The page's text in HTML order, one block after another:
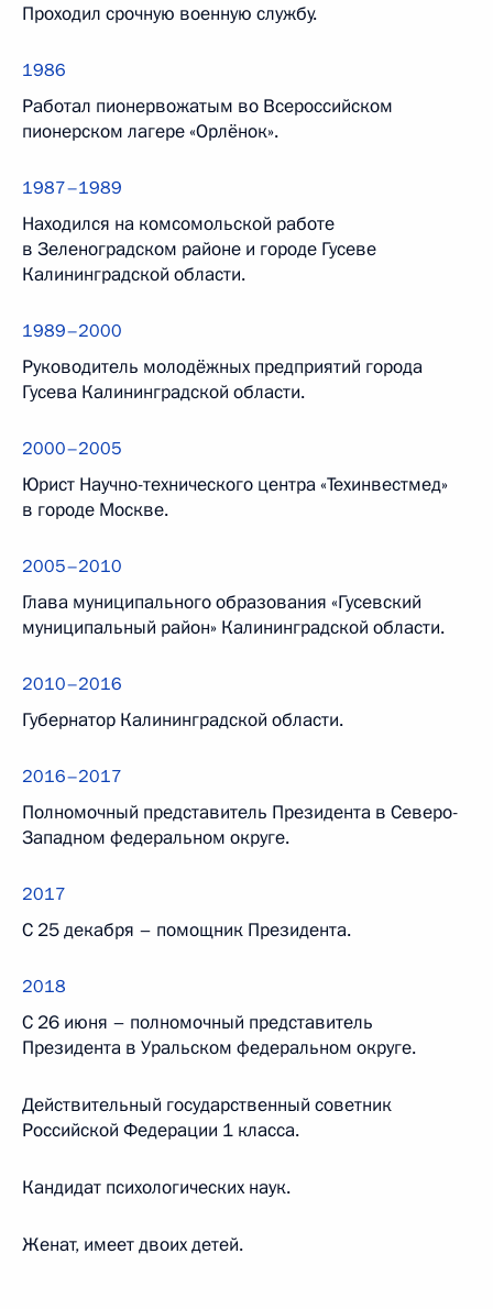
Проходил срочную военную службу.
1986
Работал пионервожатым во Всероссийском
пионерском лагере «Орлёнок».
1987–1989
Находился на комсомольской работе
в Зеленоградском районе и городе Гусеве
Калининградской области.
1989–2000
Руководитель молодёжных предприятий города
Гусева Калининградской области.
2000–2005
Юрист Научно-технического центра «Техинвестмед»
в городе Москве.
2005–2010
Глава муниципального образования «Гусевский
муниципальный район» Калининградской области.
2010–2016
Губернатор Калининградской области.
2016–2017
Полномочный представитель Президента в Северо-
Западном федеральном округе.
2017
С 25 декабря – помощник Президента.
2018
С 26 июня – полномочный представитель
Президента в Уральском федеральном округе.
Действительный государственный советник
Российской Федерации 1 класса.
Кандидат психологических наук.
Женат, имеет двоих детей.